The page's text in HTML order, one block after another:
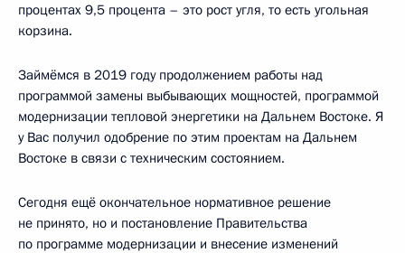
процентах 9,5 процента – это рост угля, то есть угольная
корзина.
Займёмся в 2019 году продолжением работы над
программой замены выбывающих мощностей, программой
модернизации тепловой энергетики на Дальнем Востоке. Я
у Вас получил одобрение по этим проектам на Дальнем
Востоке в связи с техническим состоянием.
Сегодня ещё окончательное нормативное решение
не принято, но и постановление Правительства
по программе модернизации и внесение изменений